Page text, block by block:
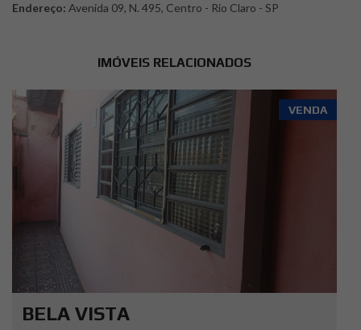
Endereço: Avenida 09, N. 495, Centro - Rio Claro - SP
IMÓVEIS RELACIONADOS
VENDA
BELA VISTA